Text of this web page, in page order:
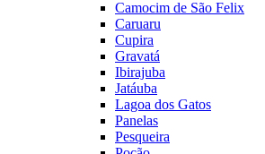
Camocim de São Felix
Caruaru
Cupira
Gravatá
Ibirajuba
Jatáuba
Lagoa dos Gatos
Panelas
Pesqueira